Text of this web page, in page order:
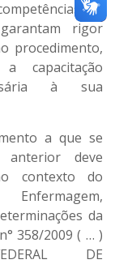
e
rigor
procedimento,
capacitação
à sua
a que se
deve
contexto do
da
358/2009 ( … )
DE